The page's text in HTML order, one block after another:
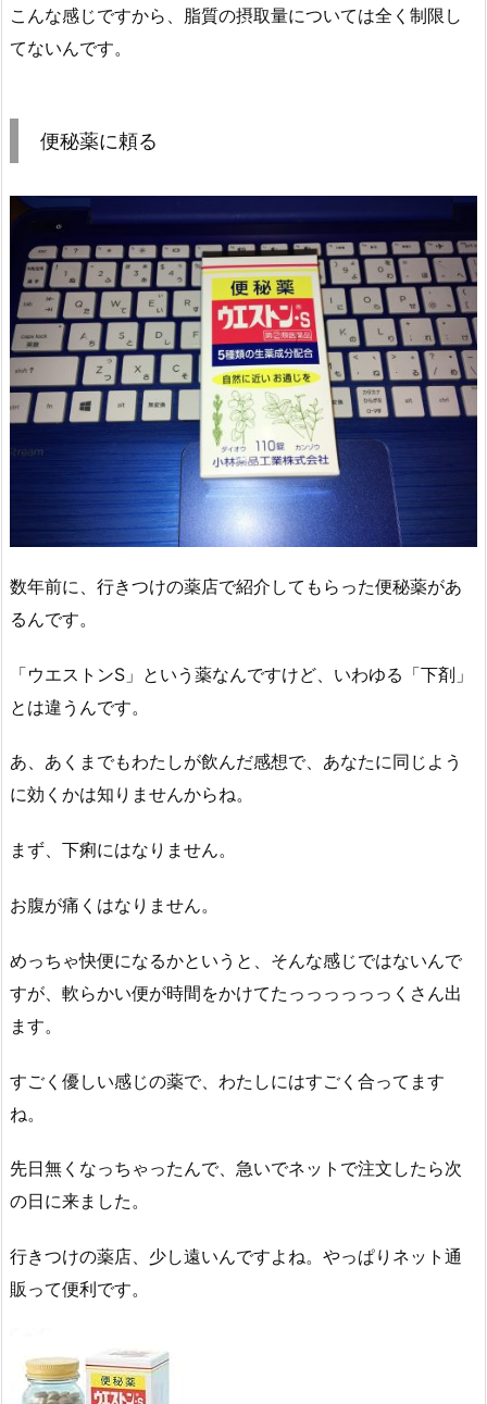
こんな感じですから、脂質の摂取量については全く制限し
てないんです。
便秘薬に頼る
数年前に、行きつけの薬店で紹介してもらった便秘薬があ
るんです。
「ウエストンS」という薬なんですけど、いわゆる「下剤」
とは違うんです。
あ、あくまでもわたしが飲んだ感想で、あなたに同じよう
に効くかは知りませんからね。
まず、下痢にはなりません。
お腹が痛くはなりません。
めっちゃ快便になるかというと、そんな感じではないんで
すが、軟らかい便が時間をかけてたっっっっっっくさん出
ます。
すごく優しい感じの薬で、わたしにはすごく合ってます
ね。
先日無くなっちゃったんで、急いでネットで注文したら次
の日に来ました。
行きつけの薬店、少し遠いんですよね。やっぱりネット通
販って便利です。